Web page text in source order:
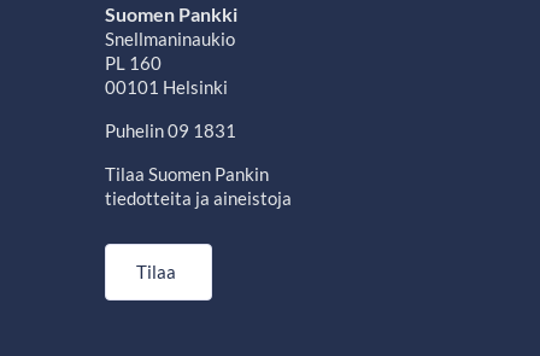
Suomen Pankki
Snellmaninaukio
PL 160
00101 Helsinki
Puhelin 09 1831
Tilaa Suomen Pankin
tiedotteita ja aineistoja
Tilaa